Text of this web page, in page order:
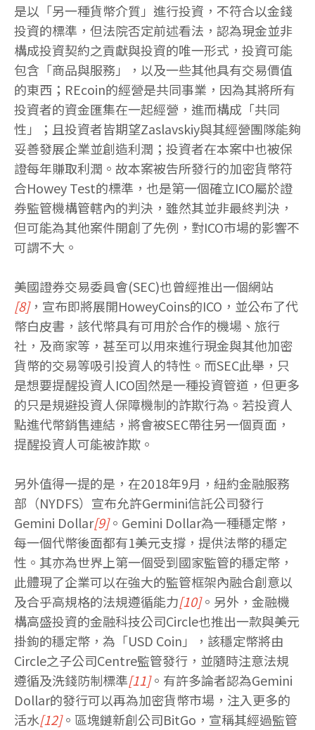
是以「另一種貨幣介質」進行投資，不符合以金錢
投資的標準，但法院否定前述看法，認為現金並非
構成投資契約之貢獻與投資的唯一形式，投資可能
包含「商品與服務」，以及一些其他具有交易價值
的東西；REcoin的經營是共同事業，因為其將所有
投資者的資金匯集在一起經營，進而構成「共同
性」；且投資者皆期望Zaslavskiy與其經營團隊能夠
妥善發展企業並創造利潤；投資者在本案中也被保
證每年賺取利潤。故本案被告所發行的加密貨幣符
合Howey Test的標準，也是第一個確立ICO屬於證
券監管機構管轄內的判決，雖然其並非最終判決，
但可能為其他案件開創了先例，對ICO市場的影響不
可謂不大。
美國證券交易委員會(SEC)也曾經推出一個網站
[8]，宣布即將展開HoweyCoins的ICO，並公布了代
幣白皮書，該代幣具有可用於合作的機場、旅行
社，及商家等，甚至可以用來進行現金與其他加密
貨幣的交易等吸引投資人的特性。而SEC此舉，只
是想要提醒投資人ICO固然是一種投資管道，但更多
的只是規避投資人保障機制的詐欺行為。若投資人
點進代幣銷售連結，將會被SEC帶往另一個頁面，
提醒投資人可能被詐欺。
另外值得一提的是，在2018年9月，紐約金融服務
部（NYDFS）宣布允許Germini信託公司發行
Gemini Dollar[9]。Gemini Dollar為一種穩定幣，
每一個代幣後面都有1美元支撐，提供法幣的穩定
性。其亦為世界上第一個受到國家監管的穩定幣，
此體現了企業可以在強大的監管框架內融合創意以
及合乎高規格的法規遵循能力[10]。另外，金融機
構高盛投資的金融科技公司Circle也推出一款與美元
掛鉤的穩定幣，為「USD Coin」，該穩定幣將由
Circle之子公司Centre監管發行，並隨時注意法規
遵循及洗錢防制標準[11]。有許多論者認為Gemini
Dollar的發行可以再為加密貨幣市場，注入更多的
活水[12]。區塊鏈新創公司BitGo，宣稱其經過監管